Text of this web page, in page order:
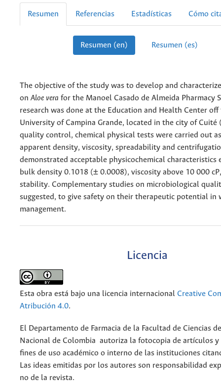
Resumen Referencias Estadísticas Cómo
Resumen (en) Resumen (es)
The objective of the study was to develop and
on Aloe vera for the Manoel Casado de Almeida Pharmacy
research was done at the Education and Health Center off
University of Campina Grande, located in the city of Cuité
quality control, chemical physical tests were carried out
apparent density, viscosity, spreadability and
demonstrated acceptable physicochemical characteristics
bulk density 0.1018 (± 0.0008), viscosity above 10 000
stability. Complementary studies on microbiological
suggested, to give safety on their therapeutic potential in
management.
Licencia
Esta obra está bajo una licencia internacional Creative
Atribución 4.0.
El Departamento de Farmacia de la Facultad de Ciencias
Nacional de Colombia autoriza la fotocopia de artículos
fines de uso académico o interno de las instituciones
Las ideas emitidas por los autores son responsabilidad
no de la revista.